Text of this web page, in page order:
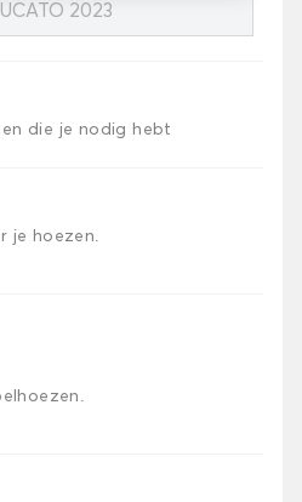
die je nodig hebt
je hoezen.